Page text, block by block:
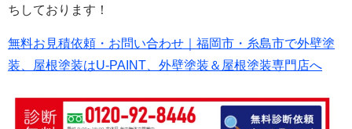
ちしております！
無料お見積依頼・お問い合わせ｜福岡市・糸島市で外壁塗
装、屋根塗装はU-PAINT、外壁塗装＆屋根塗装専門店へ